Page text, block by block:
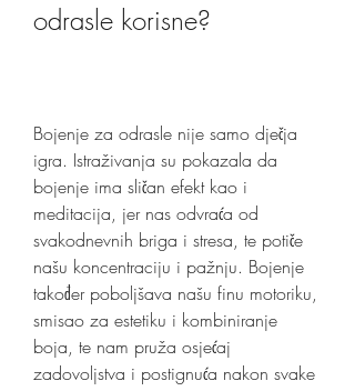
odrasle korisne?
Bojenje za odrasle nije samo dječja
igra. Istraživanja su pokazala da
bojenje ima sličan efekt kao i
meditacija, jer nas odvraća od
svakodnevnih briga i stresa, te potiče
našu koncentraciju i pažnju. Bojenje
također poboljšava našu finu motoriku,
smisao za estetiku i kombiniranje
boja, te nam pruža osjećaj
zadovoljstva i postignuća nakon svake